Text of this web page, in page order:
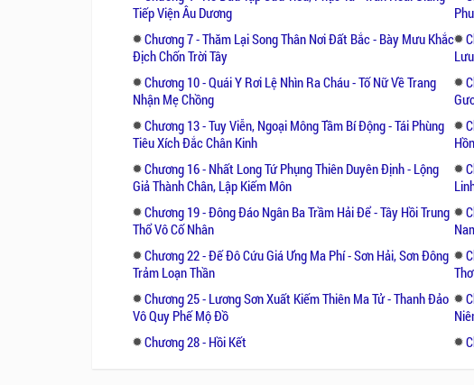
Tiếp Viện Âu Dương
Chương 7 - Thăm Lại Song Thân Nơi Đất Bắc - Bày Mưu Khắc
Địch Chốn Trời Tây
Chương 10 - Quái Y Rơi Lệ Nhìn Ra Cháu - Tố Nữ Về Trang
Nhận Mẹ Chồng
Chương 13 - Tuy Viễn, Ngoại Mông Tầm Bí Động - Tái Phùng
Tiêu Xích Đắc Chân Kinh
Chương 16 - Nhất Long Tứ Phụng Thiên Duyên Định - Lộng
Giả Thành Chân, Lập Kiếm Môn
Chương 19 - Đông Đáo Ngân Ba Trầm Hải Để - Tây Hồi Trung
Thổ Vô Cố Nhân
Chương 22 - Đế Đô Cứu Giá Ưng Ma Phí - Sơn Hải, Sơn Đông
Trảm Loạn Thần
Chương 25 - Lương Sơn Xuất Kiếm Thiên Ma Tử - Thanh Đảo
Vô Quy Phế Mộ Đồ
Chương 28 - Hồi Kết